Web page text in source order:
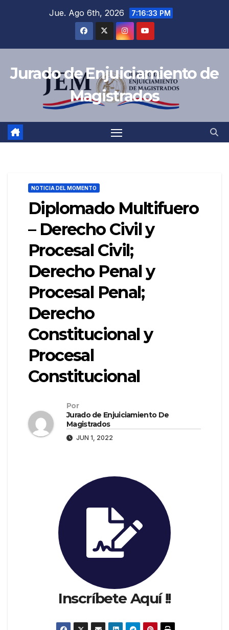
Jue. Ago 6th, 2026 7:16:34 PM
Jurado de Enjuiciamiento de
Magistrados
NOTICIA DEL MOMENTO
Diplomado Multifuero
– Derecho Civil y
Procesal Civil;
Derecho Penal y
Procesal Penal;
Derecho
Constitucional y
Procesal
Constitucional
Por
Jurado de Enjuiciamiento De
Magistrados
JUN 1, 2022
Inscríbete Aquí !!